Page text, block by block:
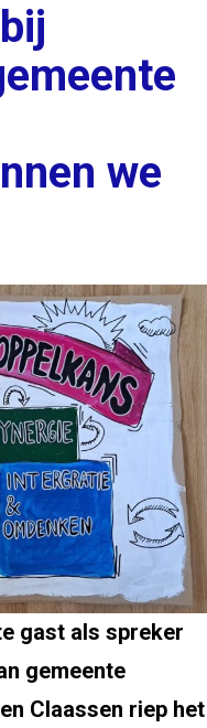
we
gast als spreker
gemeente
Claassen riep het